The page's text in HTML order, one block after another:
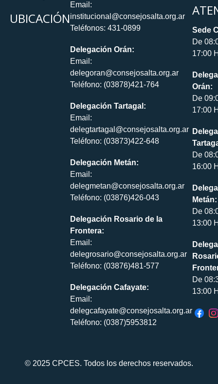
UBICACIÓN
Email:
institucional@consejosalta.org.ar
Teléfonos: 431-0899
Delegación Orán:
Email:
delegoran@consejosalta.org.ar
Teléfono: (03878)421-764
Delegación Tartagal:
Email:
delegtartagal@consejosalta.org.ar
Teléfono: (03873)422-648
Delegación Metán:
Email:
delegmetan@consejosalta.org.ar
Teléfono: (03876)426-043
Delegación Rosario de la
Frontera:
Email:
delegrosario@consejosalta.org.ar
Teléfono: (03876)481-577
Delegación Cafayate:
Email:
delegcafayate@consejosalta.org.ar
Teléfono: (0387)5953812
Sede
De
17:00
Orán:
De
17:00
De
16:00
Metán:
De
13:00
De
13:00
© 2025 CPCES. Todos los derechos reservados.